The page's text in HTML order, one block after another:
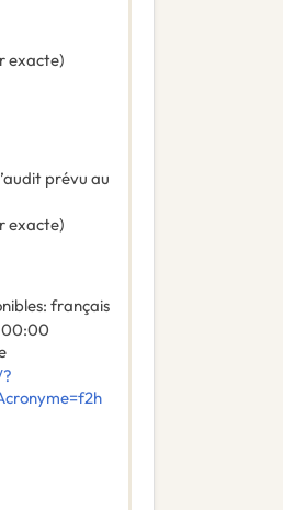
exacte)
prévu au
exacte)
: français